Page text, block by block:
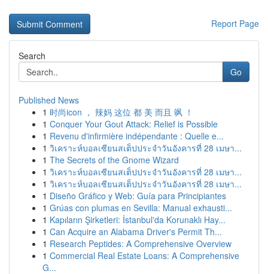
Report Page
Search
Go
Published News
1 时尚icon ， 辣妈 这位 都 美 而且 飒 ！
1 Conquer Your Gout Attack: Relief is Possible
1 Revenu d'infirmière indépendante : Quelle e...
1 วิเคราะห์บอลเซียนสเต็ปประจำวันอังคารที่ 28 เมษา...
1 The Secrets of the Gnome Wizard
1 วิเคราะห์บอลเซียนสเต็ปประจำวันอังคารที่ 28 เมษา...
1 วิเคราะห์บอลเซียนสเต็ปประจำวันอังคารที่ 28 เมษา...
1 Diseño Gráfico y Web: Guía para Principiantes
1 Grúas con plumas en Sevilla: Manual exhausti...
1 Kapıların Şirketleri: İstanbul'da Korunaklı Hay...
1 Can Acquire an Alabama Driver's Permit Th...
1 Research Peptides: A Comprehensive Overview
1 Commercial Real Estate Loans: A Comprehensive
G...